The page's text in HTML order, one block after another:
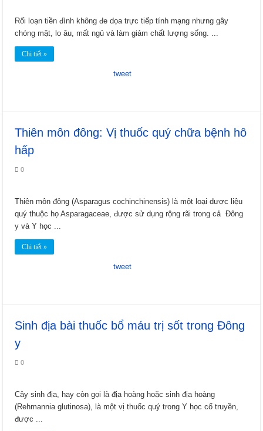
Rối loạn tiền đình không đe dọa trực tiếp tính mạng nhưng gây
chóng mặt, lo âu, mất ngủ và làm giảm chất lượng sống. ...
Chi tiết »
tweet
Thiên môn đông: Vị thuốc quý chữa bệnh hô
hấp
0
Thiên môn đông (Asparagus cochinchinensis) là một loại dược liệu
quý thuộc họ Asparagaceae, được sử dụng rộng rãi trong cả Đông
y và Y học ...
Chi tiết »
tweet
Sinh địa bài thuốc bổ máu trị sốt trong Đông
y
0
Cây sinh địa, hay còn gọi là địa hoàng hoặc sinh địa hoàng
(Rehmannia glutinosa), là một vị thuốc quý trong Y học cổ truyền,
được ...